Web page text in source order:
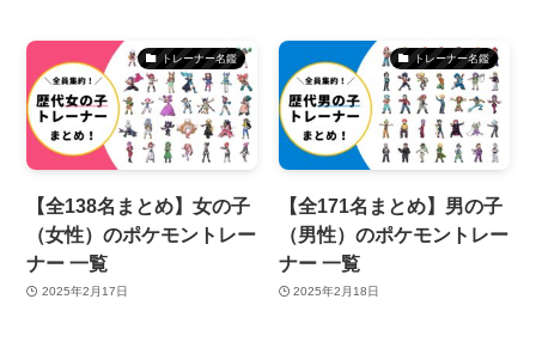
トレーナー名鑑
【全138名まとめ】女の子
（女性）のポケモントレー
ナー 一覧
2025年2月17日
トレーナー名鑑
【全171名まとめ】男の子
（男性）のポケモントレー
ナー 一覧
2025年2月18日